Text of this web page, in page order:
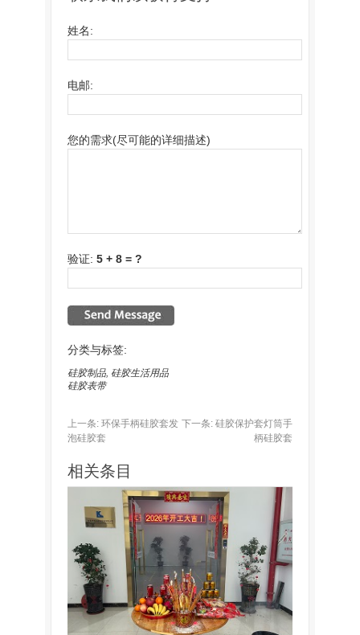
姓名:
电邮:
您的需求(尽可能的详细描述)
验证: 5 + 8 = ?
分类与标签:
硅胶制品, 硅胶生活用品
硅胶表带
上一条: 环保手柄硅胶套发
泡硅胶套
下一条: 硅胶保护套灯筒手
柄硅胶套
相关条目